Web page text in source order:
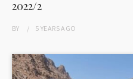
2022/2
BY 5 YEARSAGO